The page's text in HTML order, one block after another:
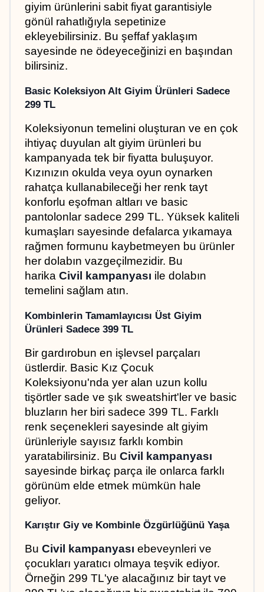
giyim ürünlerini sabit fiyat garantisiyle
gönül rahatlığıyla sepetinize
ekleyebilirsiniz. Bu şeffaf yaklaşım
sayesinde ne ödeyeceğinizi en başından
bilirsiniz.
Basic Koleksiyon Alt Giyim Ürünleri Sadece
299 TL
Koleksiyonun temelini oluşturan ve en çok
ihtiyaç duyulan alt giyim ürünleri bu
kampanyada tek bir fiyatta buluşuyor.
Kızınızın okulda veya oyun oynarken
rahatça kullanabileceği her renk tayt
konforlu eşofman altları ve basic
pantolonlar sadece 299 TL. Yüksek kaliteli
kumaşları sayesinde defalarca yıkamaya
rağmen formunu kaybetmeyen bu ürünler
her dolabın vazgeçilmezidir. Bu
harika Civil kampanyası ile dolabın
temelini sağlam atın.
Kombinlerin Tamamlayıcısı Üst Giyim
Ürünleri Sadece 399 TL
Bir gardırobun en işlevsel parçaları
üstlerdir. Basic Kız Çocuk
Koleksiyonu'nda yer alan uzun kollu
tişörtler sade ve şık sweatshirt'ler ve basic
bluzların her biri sadece 399 TL. Farklı
renk seçenekleri sayesinde alt giyim
ürünleriyle sayısız farklı kombin
yaratabilirsiniz. Bu Civil kampanyası
sayesinde birkaç parça ile onlarca farklı
görünüm elde etmek mümkün hale
geliyor.
Karıştır Giy ve Kombinle Özgürlüğünü Yaşa
Bu Civil kampanyası ebeveynleri ve
çocukları yaratıcı olmaya teşvik ediyor.
Örneğin 299 TL'ye alacağınız bir tayt ve